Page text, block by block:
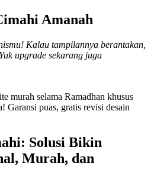
Amanah
Kalau tampilannya berantakan,
upgrade sekarang juga
murah selama Ramadhan khusus
Garansi puas, gratis revisi desain
Solusi Bikin
Murah, dan